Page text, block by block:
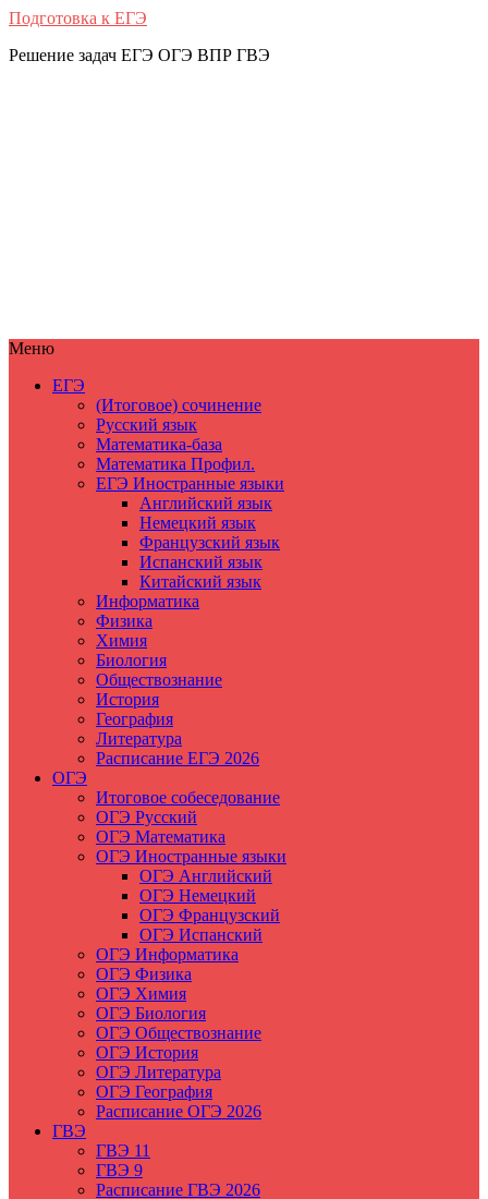
Подготовка к ЕГЭ
Решение задач ЕГЭ ОГЭ ВПР ГВЭ
Меню
ЕГЭ
(Итоговое) сочинение
Русский язык
Математика-база
Математика Профил.
ЕГЭ Иностранные языки
Английский язык
Немецкий язык
Французский язык
Испанский язык
Китайский язык
Информатика
Физика
Химия
Биология
Обществознание
История
География
Литература
Расписание ЕГЭ 2026
ОГЭ
Итоговое собеседование
ОГЭ Русский
ОГЭ Математика
ОГЭ Иностранные языки
ОГЭ Английский
ОГЭ Немецкий
ОГЭ Французский
ОГЭ Испанский
ОГЭ Информатика
ОГЭ Физика
ОГЭ Химия
ОГЭ Биология
ОГЭ Обществознание
ОГЭ История
ОГЭ Литература
ОГЭ География
Расписание ОГЭ 2026
ГВЭ
ГВЭ 11
ГВЭ 9
Расписание ГВЭ 2026